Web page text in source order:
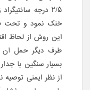
۲/۵ درجه
این روش از لحاظ
طرف دیگر حمل ان
بسیار سنگین با
از نظر ایمنی توصیه